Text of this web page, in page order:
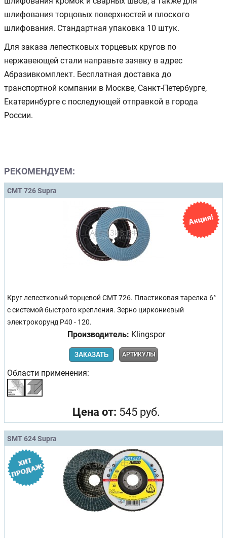
шлифования торцовых поверхностей и плоского
шлифования. Стандартная упаковка 10 штук.
Для заказа лепестковых торцевых кругов по
нержавеющей стали направьте заявку в адрес
Абразивкомплект. Бесплатная доставка до
транспортной компании в Москве, Санкт-Петербурге,
Екатеринбурге с последующей отправкой в города
России.
РЕКОМЕНДУЕМ:
CMT 726 Supra
Круг лепестковый торцевой CMT 726. Пластиковая тарелка 6°
с системой быстрого крепления. Зерно циркониевый
электрокорунд Р40 - 120.
Производитель: Klingspor
ЗАКАЗАТЬ АРТИКУЛЫ
Области применения:
Цена от: 545 руб.
SMT 624 Supra